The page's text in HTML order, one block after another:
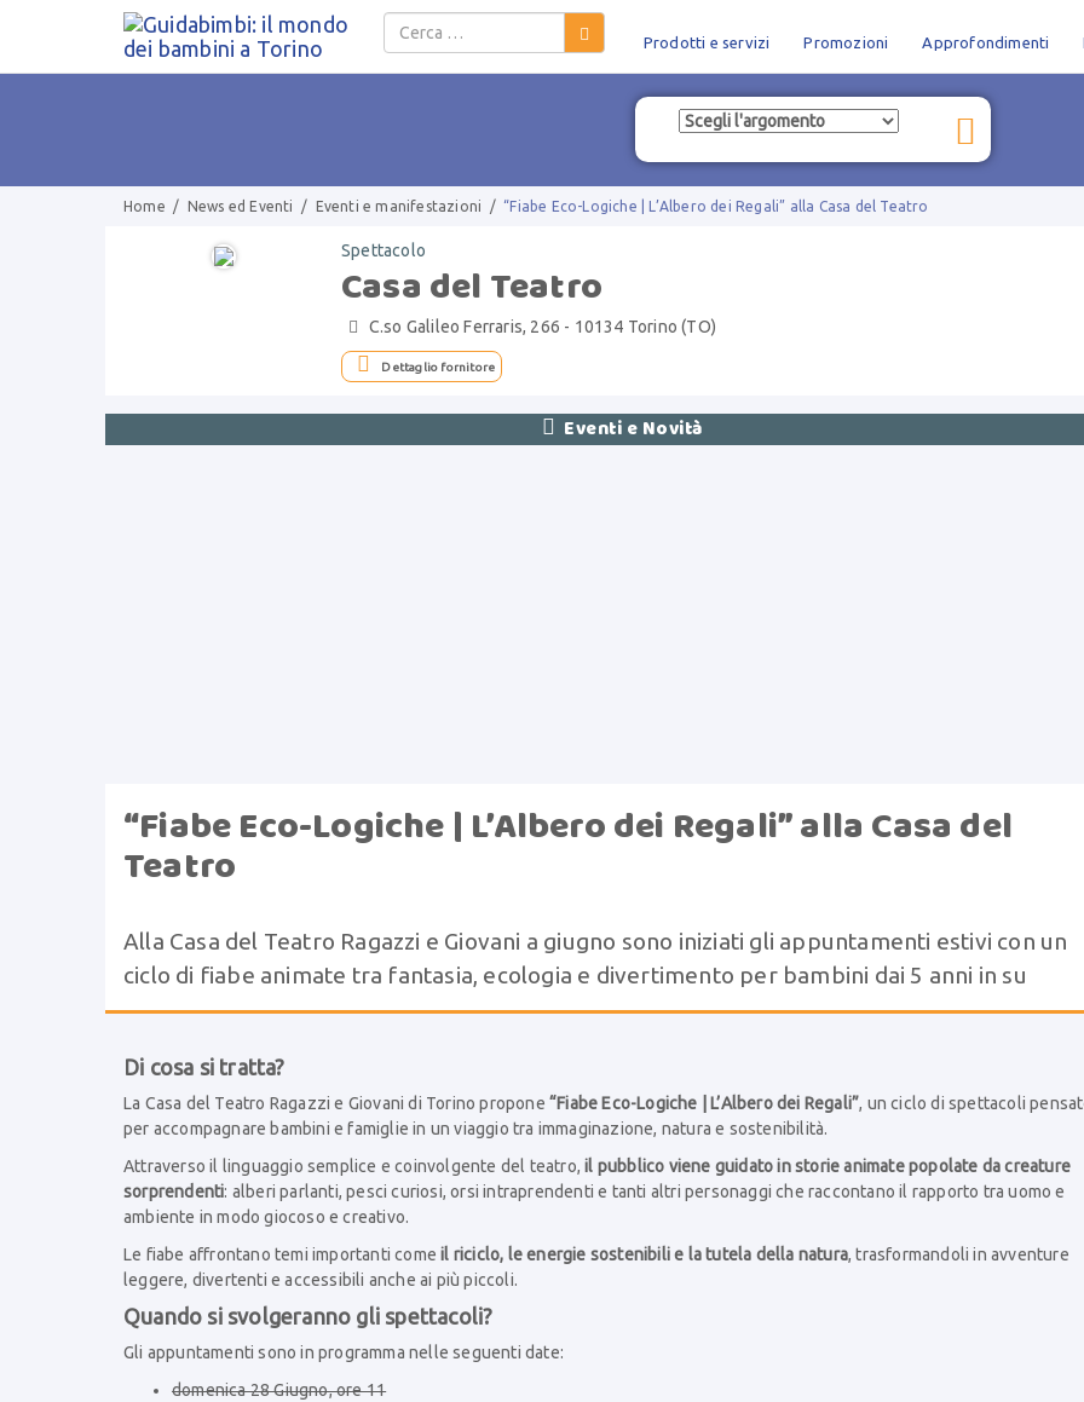
Salta al contenuto
Prodotti e servizi Promozioni Approfondimenti
Home / News ed Eventi / Eventi e manifestazioni /“Fiabe Eco-Logiche | L’Albero dei Regali” alla Casa del Teatro
Spettacolo
Casa del Teatro
 C.so Galileo Ferraris, 266 - 10134 Torino (TO)
 Dettaglio fornitore
 Eventi e Novità
“Fiabe Eco-Logiche | L’Albero dei Regali” alla Casa del
Teatro
Alla Casa del Teatro Ragazzi e Giovani a giugno sono iniziati gli appuntamenti estivi con un
ciclo di fiabe animate tra fantasia, ecologia e divertimento per bambini dai 5 anni in su
Di cosa si tratta?
La Casa del Teatro Ragazzi e Giovani di Torino propone “Fiabe Eco-Logiche | L’Albero dei Regali”, un ciclo di spettacoli
per accompagnare bambini e famiglie in un viaggio tra immaginazione, natura e sostenibilità.
Attraverso il linguaggio semplice e coinvolgente del teatro,il pubblico viene guidato in storie animate popolate da creature
sorprendenti: alberi parlanti, pesci curiosi, orsi intraprendenti e tanti altri personaggi che raccontano il rapporto tra uomo e
ambiente in modo giocoso e creativo.
Le fiabe affrontano temi importanti come il riciclo, le energie sostenibili e la tutela della natura, trasformandoli in avventure
leggere, divertenti e accessibili anche ai più piccoli.
Quando si svolgeranno gli spettacoli?
Gli appuntamenti sono in programma nelle seguenti date:
domenica 28 Giugno, ore 11